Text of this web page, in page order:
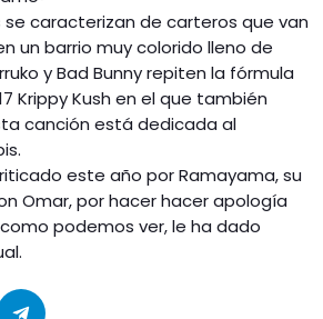
se caracterizan de carteros que van
un barrio muy colorido lleno de
y Bad Bunny repiten la fórmula
Krippy Kush en el que también
canción está dedicada al
este año por Ramayama, su
Omar, por hacer hacer apología
podemos ver, le ha dado